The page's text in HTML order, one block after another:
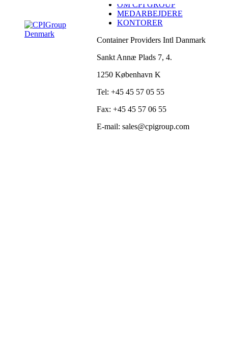
content
OM CPI GROUP
MEDARBEJDERE
KONTORER
Container Providers Intl Danmark
Sankt Annæ Plads 7, 4.
1250 København K
Tel: +45 45 57 05 55
Fax: +45 45 57 06 55
E-mail: sales@cpigroup.com